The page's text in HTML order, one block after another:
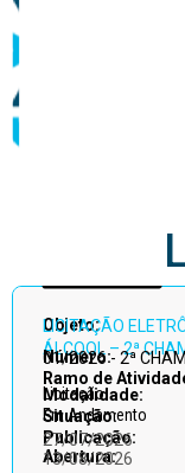
Acessar
todos
Objeto:
LICITAÇÃO
ÁLCOOL – 2ª
Número:
01/2026 - 2ª
Ramo de
Modalidade:
Licitação
Situação:
Em Andamento
Publicação:
27/07/2026
Abertura:
13/08/2026